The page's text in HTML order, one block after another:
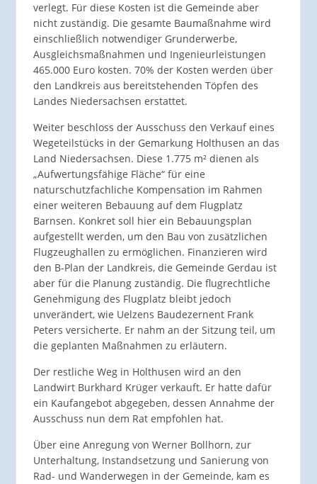
verlegt. Für diese Kosten ist die Gemeinde aber
nicht zuständig. Die gesamte Baumaßnahme wird
einschließlich notwendiger Grunderwerbe,
Ausgleichsmaßnahmen und Ingenieurleistungen
465.000 Euro kosten. 70% der Kosten werden über
den Landkreis aus bereitstehenden Töpfen des
Landes Niedersachsen erstattet.
Weiter beschloss der Ausschuss den Verkauf eines
Wegeteilstücks in der Gemarkung Holthusen an das
Land Niedersachsen. Diese 1.775 m² dienen als
„Aufwertungsfähige Fläche“ für eine
naturschutzfachliche Kompensation im Rahmen
einer weiteren Bebauung auf dem Flugplatz
Barnsen. Konkret soll hier ein Bebauungsplan
aufgestellt werden, um den Bau von zusätzlichen
Flugzeughallen zu ermöglichen. Finanzieren wird
den B-Plan der Landkreis, die Gemeinde Gerdau ist
aber für die Planung zuständig. Die flugrechtliche
Genehmigung des Flugplatz bleibt jedoch
unverändert, wie Uelzens Baudezernent Frank
Peters versicherte. Er nahm an der Sitzung teil, um
die geplanten Maßnahmen zu erläutern.
Der restliche Weg in Holthusen wird an den
Landwirt Burkhard Krüger verkauft. Er hatte dafür
ein Kaufangebot abgegeben, dessen Annahme der
Ausschuss nun dem Rat empfohlen hat.
Über eine Anregung von Werner Bollhorn, zur
Unterhaltung, Instandsetzung und Sanierung von
Rad- und Wanderwegen in der Gemeinde, kam es